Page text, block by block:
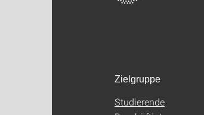
Zielgruppe
Studierende